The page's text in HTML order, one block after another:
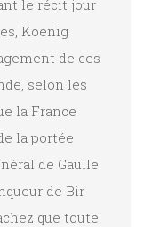
le récit jour
Koenig
de ces
selon les
la France
la portée
de Gaulle
de Bir
que toute